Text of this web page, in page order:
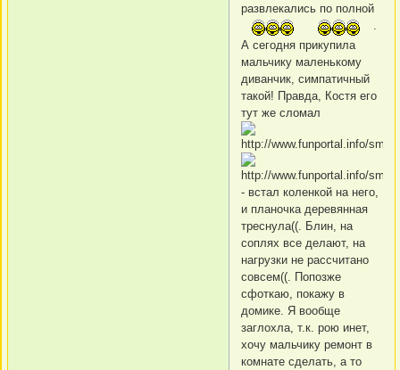
развлекались по полной
.
А сегодня прикупила
мальчику маленькому
диванчик, симпатичный
такой! Правда, Костя его
тут же сломал
- встал коленкой на него,
и планочка деревянная
треснула((. Блин, на
соплях все делают, на
нагрузки не рассчитано
совсем((. Попозже
сфоткаю, покажу в
домике. Я вообще
заглохла, т.к. рою инет,
хочу мальчику ремонт в
комнате сделать, а то